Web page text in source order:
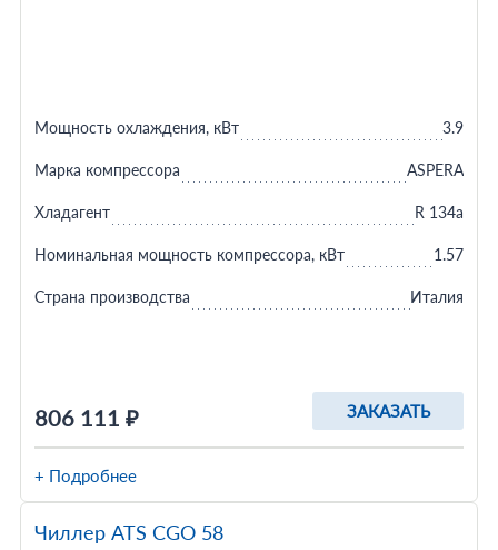
806 111 ₽ ЗАКАЗАТЬ
Мощность охлаждения, кВт 3.9
Марка компрессора ASPERA
Хладагент R 134a
Номинальная мощность компрессора, кВт 1.57
Страна производства Италия
+ Подробнее
Чиллер ATS CGO 58